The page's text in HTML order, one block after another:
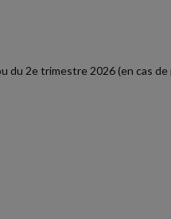
du 2e trimestre 2026 (en cas de